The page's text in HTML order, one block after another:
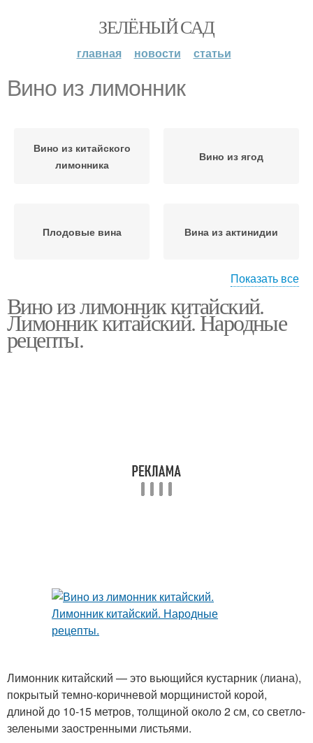
ЗЕЛЁНЫЙ САД
главная новости статьи
Вино из лимонник
Вино из китайского
лимонника
Вино из ягод
Плодовые вина Вина из актинидии
Вино из лимонника
Показать все
Вино из лимонник китайский.
Лимонник китайский. Народные
рецепты.
Лимонник китайский — это вьющийся кустарник (лиана),
покрытый темно-коричневой морщинистой корой,
длиной до 10-15 метров, толщиной около 2 см, со светло-
зелеными заостренными листьями.